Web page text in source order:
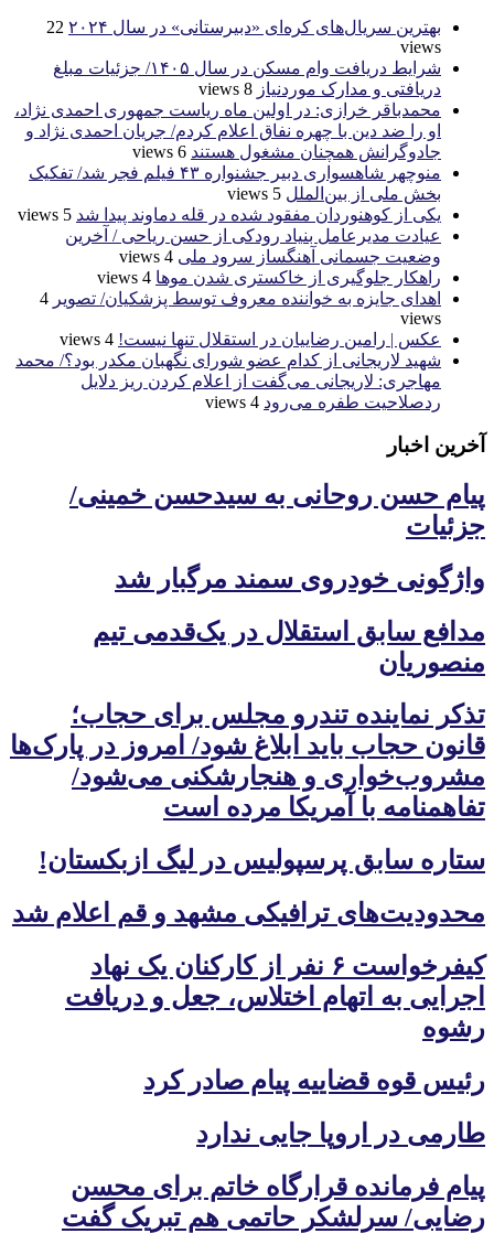
بهترین سریال‌های کره‌ای «دبیرستانی» در سال ۲۰۲۴
22
views
شرایط دریافت وام مسکن در سال ۱۴۰۵/ جزئیات مبلغ
دریافتی و مدارک موردنیاز 8 views
محمدباقر خرازی: در اولین ماه ریاست جمهوری احمدی نژاد،
او را ضد دین با چهره نفاق اعلام کردم/ جریان احمدی نژاد و
جادوگرانش همچنان مشغول هستند 6 views
منوچهر شاهسواری دبیر جشنواره ۴۳ فیلم فجر شد/ تفکیک
بخش ملی از بین‌الملل 5 views
یکی از کوهنوردان مفقود شده در قله دماوند پیدا شد 5 views
عیادت مدیرعامل بنیاد رودکی از حسن ریاحی / آخرین
وضعیت جسمانی آهنگساز سرود ملی 4 views
راهکار جلوگیری از خاکستری شدن موها 4 views
اهدای جایزه به خواننده معروف توسط پزشکیان/ تصویر 4
views
عکس | رامین رضاییان در استقلال تنها نیست! 4 views
شهید لاریجانی از کدام عضو شورای نگهبان مکدر بود؟/ محمد
مهاجری: لاریجانی می‌گفت از اعلام کردن ریز دلایل
ردصلاحیت طفره می‌رود 4 views
آخرین اخبار
پیام حسن روحانی به سیدحسن خمینی/
جزئیات
واژگونی خودروی سمند مرگبار شد
مدافع سابق استقلال در یک‌قدمی تیم
منصوریان
تذکر نماینده تندرو مجلس برای حجاب؛
قانون حجاب باید ابلاغ شود/ امروز در پارک‌ها
مشروب‌خواری و هنجارشکنی می‌شود/
تفاهمنامه با آمریکا مرده است
ستاره سابق پرسپولیس در لیگ ازبکستان!
محدودیت‌های ترافیکی مشهد و قم اعلام شد
کیفرخواست ۶ نفر از کارکنان یک نهاد
اجرایی به اتهام اختلاس، جعل و دریافت
رشوه
رئیس قوه قضاییه پیام صادر کرد
طارمی در اروپا جایی ندارد
پیام فرمانده قرارگاه خاتم برای محسن
رضایی/ سرلشکر حاتمی هم تبریک گفت